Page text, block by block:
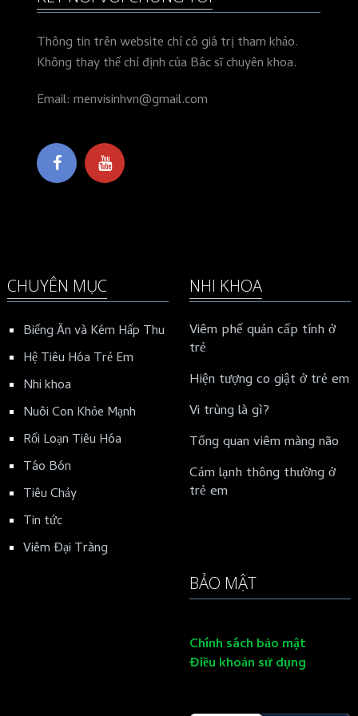
Thông tin trên website chỉ có giá trị tham khảo.
Không thay thế chỉ định của Bác sĩ chuyên khoa.
Email: menvisinhvn@gmail.com
CHUYÊN MỤC
Biếng Ăn và Kém Hấp Thu
Hệ Tiêu Hóa Trẻ Em
Nhi khoa
Nuôi Con Khỏe Mạnh
Rối Loạn Tiêu Hóa
Táo Bón
Tiêu Chảy
Tin tức
Viêm Đại Tràng
NHI KHOA
Viêm phế quản cấp tính ở
trẻ
Hiện tượng co giật ở trẻ em
Vi trùng là gì?
Tổng quan viêm màng não
Cảm lạnh thông thường ở
trẻ em
BẢO MẬT
Chính sách bảo mật
Điều khoản sử dụng